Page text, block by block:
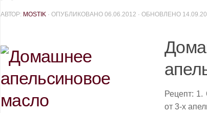
АВТОР: MOSTIK · ОПУБЛИКОВАНО 06.06.2012 · ОБНОВЛЕНО
Рецепт: 1.
от 3-х